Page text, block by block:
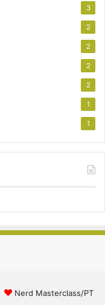
3
2
2
2
2
1
1
Nerd Masterclass/PT